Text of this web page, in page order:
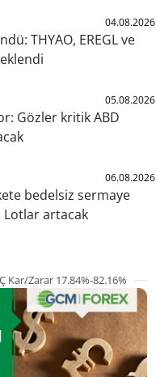
04.08.2026
THYAO, EREGL ve
05.08.2026
Gözler kritik ABD
06.08.2026
bedelsiz sermaye
Lotlar artacak
Kar/Zarar 17.84%-82.16%